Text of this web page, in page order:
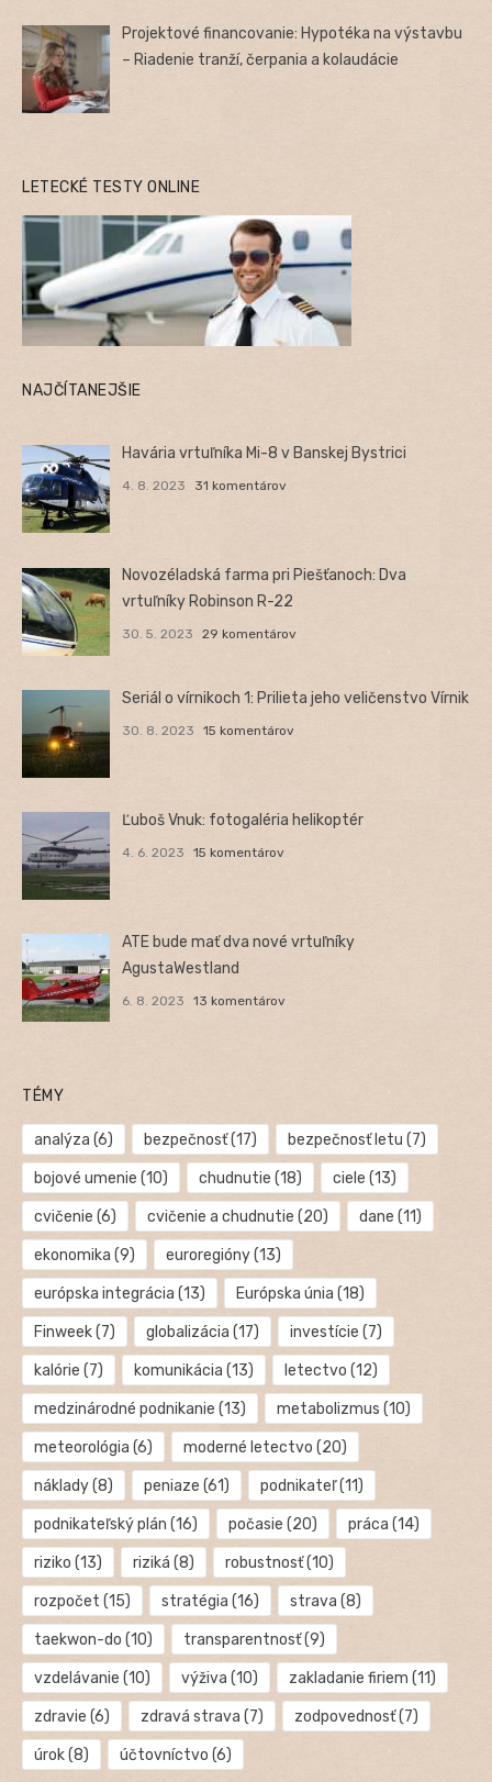
Projektové financovanie: Hypotéka na výstavbu
– Riadenie tranží, čerpania a kolaudácie
LETECKÉ TESTY ONLINE
NAJČÍTANEJŠIE
Havária vrtuľníka Mi-8 v Banskej Bystrici
4. 8. 2023 31 komentárov
Novozéladská farma pri Piešťanoch: Dva
vrtuľníky Robinson R-22
30. 5. 2023 29 komentárov
Seriál o vírnikoch 1: Prilieta jeho veličenstvo Vírnik
30. 8. 2023 15 komentárov
Ľuboš Vnuk: fotogaléria helikoptér
4. 6. 2023 15 komentárov
ATE bude mať dva nové vrtuľníky
AgustaWestland
6. 8. 2023 13 komentárov
TÉMY
analýza (6) bezpečnosť(17) bezpečnosť letu (7)
bojové umenie (10) chudnutie (18) ciele (13)
cvičenie (6) cvičenie a chudnutie (20) dane (11)
ekonomika (9) euroregióny(13)
európska integrácia (13) Európska únia (18)
Finweek(7) globalizácia (17) investície (7)
kalórie (7) komunikácia (13) letectvo (12)
medzinárodné podnikanie (13) metabolizmus (10)
meteorológia (6) moderné letectvo (20)
náklady(8) peniaze (61) podnikateľ(11)
podnikateľský plán (16) počasie (20) práca (14)
riziko (13) riziká (8) robustnosť(10)
rozpočet (15) stratégia (16) strava (8)
taekwon-do (10) transparentnosť(9)
vzdelávanie (10) výživa (10) zakladanie firiem (11)
zdravie (6) zdravá strava (7) zodpovednosť(7)
úrok(8) účtovníctvo (6)